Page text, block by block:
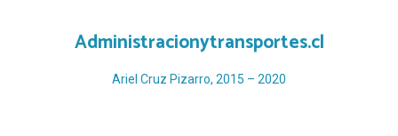
Administracionytransportes.cl
Ariel Cruz Pizarro, 2015 – 2020